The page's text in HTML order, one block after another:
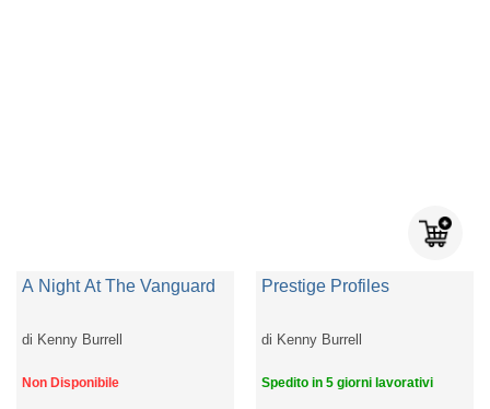
A Night At The Vanguard
di Kenny Burrell
Non Disponibile
Prestige Profiles
di Kenny Burrell
Spedito in 5 giorni lavorativi